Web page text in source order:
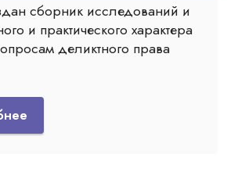
сборник исследований и
и практического характера
деликтного права